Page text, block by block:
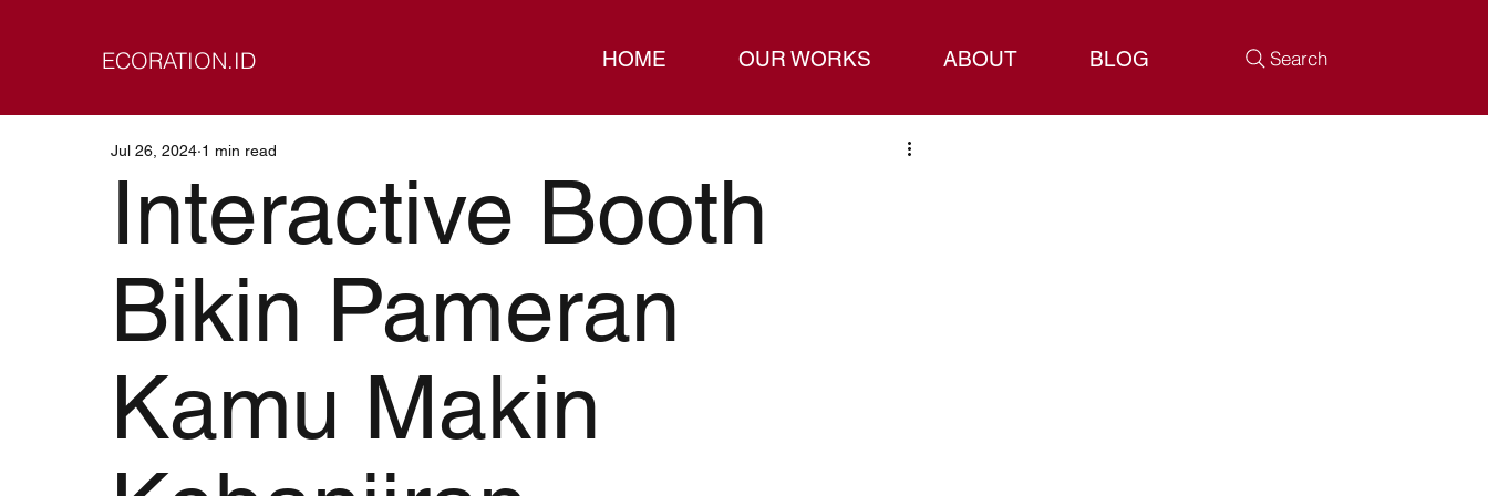
ECORATION.ID HOME OUR WORKS ABOUT BLOG Search
Interactive Booth
Bikin Pameran
Kamu Makin
Jul 26, 2024 1 min read